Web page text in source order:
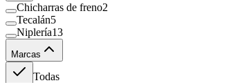
Chicharras de freno2
Tecalán5
Niplería13
Marcas
Todas